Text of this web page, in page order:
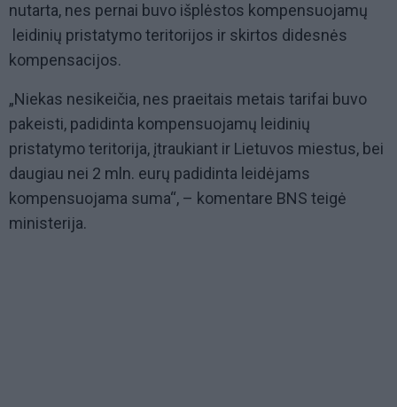
nutarta, nes pernai buvo išplėstos kompensuojamų
leidinių pristatymo teritorijos ir skirtos didesnės
kompensacijos.
„Niekas nesikeičia, nes praeitais metais tarifai buvo
pakeisti, padidinta kompensuojamų leidinių
pristatymo teritorija, įtraukiant ir Lietuvos miestus, bei
daugiau nei 2 mln. eurų padidinta leidėjams
kompensuojama suma“, – komentare BNS teigė
ministerija.